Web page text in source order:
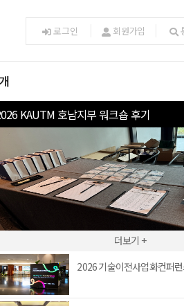
로그인 회원가입
개
처
KAUTM 호남지부 워크숍 후기
더보기 +
2026 기술이전사업화컨퍼